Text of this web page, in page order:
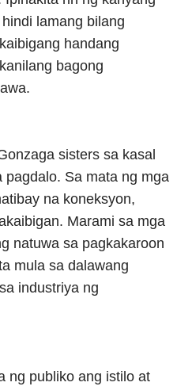
lamang bilang
handang
bagong
sisters sa kasal
Sa mata ng mga
na koneksyon,
Marami sa mga
natuwa sa pagkakaroon
mula sa dalawang
industriya ng
ng publiko ang istilo at